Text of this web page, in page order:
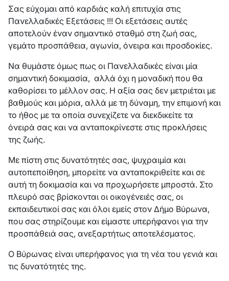
Σας εύχομαι από καρδιάς καλή επιτυχία στις
Πανελλαδικές Εξετάσεις !!! Οι εξετάσεις αυτές
αποτελούν έναν σημαντικό σταθμό στη ζωή σας,
γεμάτο προσπάθεια, αγωνία, όνειρα και προσδοκίες.
Να θυμάστε όμως πως οι Πανελλαδικές είναι μία
σημαντική δοκιμασία, αλλά όχι η μοναδική που θα
καθορίσει το μέλλον σας. Η αξία σας δεν μετριέται με
βαθμούς και μόρια, αλλά με τη δύναμη, την επιμονή και
το ήθος με τα οποία συνεχίζετε να διεκδικείτε τα
όνειρά σας και να ανταποκρίνεστε στις προκλήσεις
της ζωής.
Με πίστη στις δυνατότητές σας, ψυχραιμία και
αυτοπεποίθηση, μπορείτε να ανταποκριθείτε και σε
αυτή τη δοκιμασία και να προχωρήσετε μπροστά. Στο
πλευρό σας βρίσκονται οι οικογένειές σας, οι
εκπαιδευτικοί σας και όλοι εμείς στον Δήμο Βύρωνα,
που σας στηρίζουμε και είμαστε υπερήφανοι για την
προσπάθειά σας, ανεξαρτήτως αποτελέσματος.
Ο Βύρωνας είναι υπερήφανος για τη νέα του γενιά και
τις δυνατότητές της.